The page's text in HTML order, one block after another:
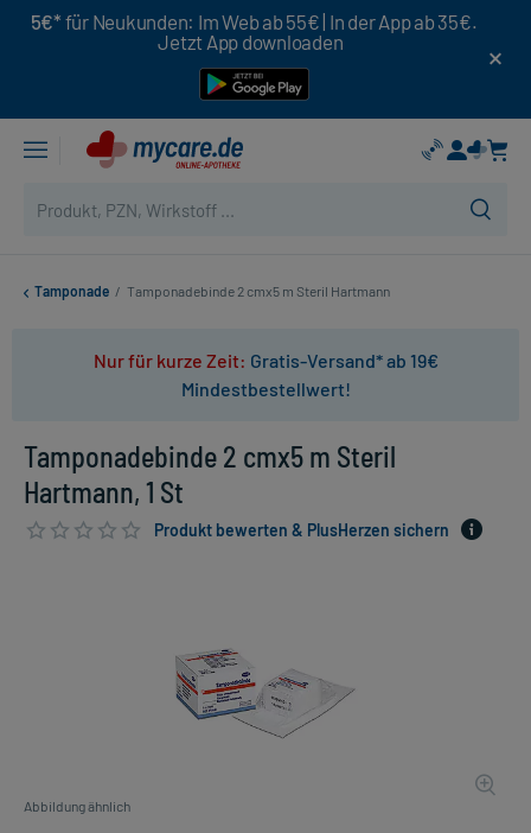
5€* für Neukunden: Im Web ab 55€ | In der App ab 35€.
Jetzt App downloaden
Tamponade / Tamponadebinde 2 cmx5 m Steril Hartmann
Nur für kurze Zeit: Gratis-Versand* ab 19€
Mindestbestellwert!
Tamponadebinde 2 cmx5 m Steril
Hartmann, 1 St
Produkt bewerten & PlusHerzen sichern
Abbildung ähnlich